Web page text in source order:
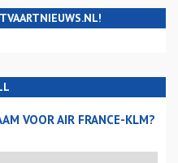
VOOR AIR FRANCE-KLM?